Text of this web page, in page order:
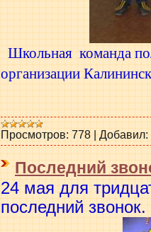
Школьная команда
организации
Просмотров: 778 | Добавил:
Последний
24 мая для
последний